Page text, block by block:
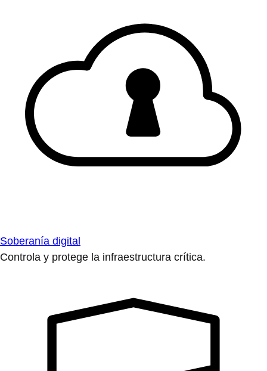
Soberanía digital
Controla y protege la infraestructura crítica.